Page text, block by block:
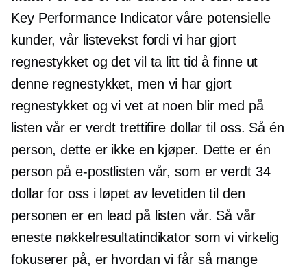
Key Performance Indicator våre potensielle
kunder, vår listevekst fordi vi har gjort
regnestykket og det vil ta litt tid å finne ut
denne regnestykket, men vi har gjort
regnestykket og vi vet at noen blir med på
listen vår er verdt trettifire dollar til oss. Så én
person, dette er ikke en kjøper. Dette er én
person på e-postlisten vår, som er verdt 34
dollar for oss i løpet av levetiden til den
personen er en lead på listen vår. Så vår
eneste nøkkelresultatindikator som vi virkelig
fokuserer på, er hvordan vi får så mange